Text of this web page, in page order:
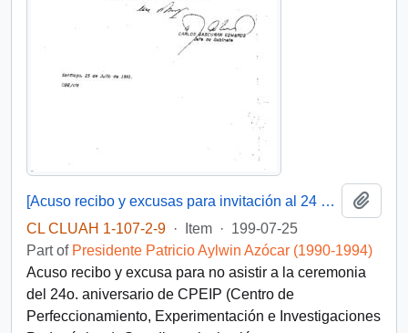
[Acuso recibo y excusas para invitación al 24 aniversario del CPEIP]
CL CLUAH 1-107-2-9 · Item · 199-07-25
Part of Presidente Patricio Aylwin Azócar (1990-1994)
Acuso recibo y excusa para no asistir a la ceremonia
del 24o. aniversario de CPEIP (Centro de
Perfeccionamiento, Experimentación e Investigaciones